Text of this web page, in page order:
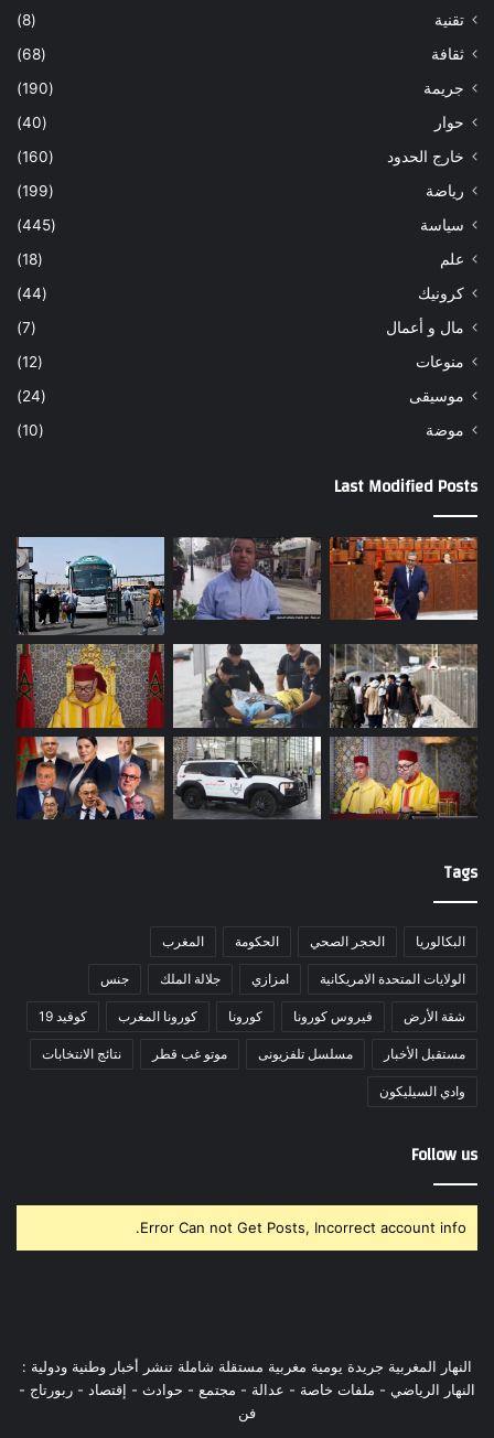
تقنية
(8)
ثقافة
(68)
جريمة
(190)
حوار
(40)
خارج الحدود
(160)
رياضة
(199)
سياسة
(445)
علم
(18)
كرونيك
(44)
مال و أعمال
(7)
منوعات
(12)
موسيقى
(24)
موضة
(10)
Last Modified Posts
Tags
البكالوريا الحجر الصحي الحكومة المغرب
الولايات المتحدة الامريكانية امزازي جلالة الملك جنس
شقة الأرض فيروس كورونا كورونا كورونا المغرب كوفيد 19
مستقبل الأخبار مسلسل تلفزيونى موتو غب قطر نتائج الانتخابات
وادي السيليكون
Follow us
Error Can not Get Posts, Incorrect account info.
النهار المغربية جريدة يومية مغربية مستقلة شاملة تنشر أخبار وطنية ودولية :
النهار الرياضي - ملفات خاصة - عدالة - مجتمع - حوادث - إقتصاد - ربورتاج -
فن